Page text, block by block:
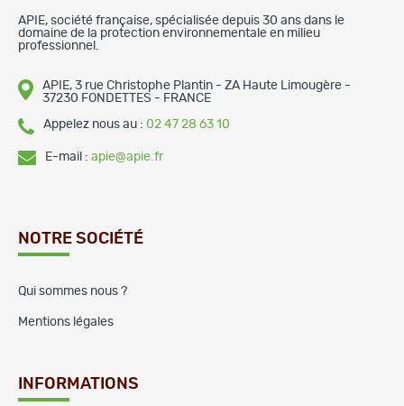
APIE, société française, spécialisée depuis 30 ans dans le
domaine de la protection environnementale en milieu
professionnel.
APIE, 3 rue Christophe Plantin - ZA Haute Limougère -
37230 FONDETTES - FRANCE
Appelez nous au : 02 47 28 63 10
E-mail : apie@apie.fr
NOTRE SOCIÉTÉ
Qui sommes nous ?
Mentions légales
INFORMATIONS